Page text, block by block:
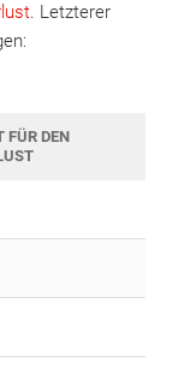
. Letzterer
FÜR DEN